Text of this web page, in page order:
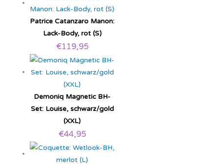
Patrice Catanzaro Manon:
Lack-Body, rot (S)
€119,95
Demoniq Magnetic BH-
Set: Louise, schwarz/gold
(XXL)
€44,95